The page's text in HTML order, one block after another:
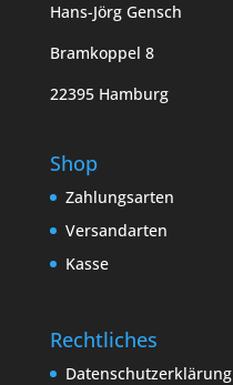
Hans-Jörg Gensch
Bramkoppel 8
22395 Hamburg
Shop
Zahlungsarten
Versandarten
Kasse
Rechtliches
Datenschutzerklärung